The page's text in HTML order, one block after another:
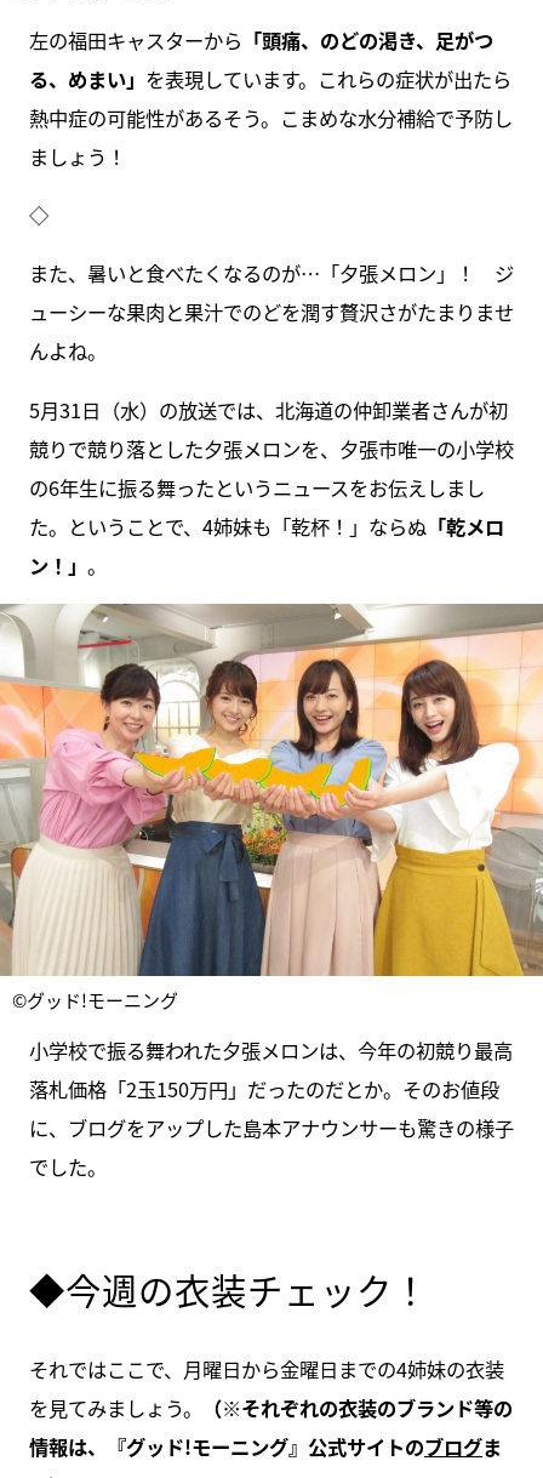
左の福田キャスターから 「頭痛、のどの渇き、足がつ
る、めまい」 を表現しています。これらの症状が出たら
熱中症の可能性があるそう。こまめな水分補給で予防し
ましょう！
◇
また、暑いと食べたくなるのが…「夕張メロン」！ ジ
ューシーな果肉と果汁でのどを潤す贅沢さがたまりませ
んよね。
5月31日（水）の放送では、北海道の仲卸業者さんが初
競りで競り落とした夕張メロンを、夕張市唯一の小学校
の6年生に振る舞ったというニュースをお伝えしまし
た。ということで、4姉妹も「乾杯！」ならぬ「乾メロ
ン！」 。
©グッド!モーニング
小学校で振る舞われた夕張メロンは、今年の初競り最高
落札価格「2玉150万円」だったのだとか。そのお値段
に、ブログをアップした島本アナウンサーも驚きの様子
でした。
◆今週の衣装チェック！
それではここで、月曜日から金曜日までの4姉妹の衣装
を見てみましょう。
（※それぞれの衣装のブランド等の
情報は、『グッド!モーニング』公式サイトのブログま